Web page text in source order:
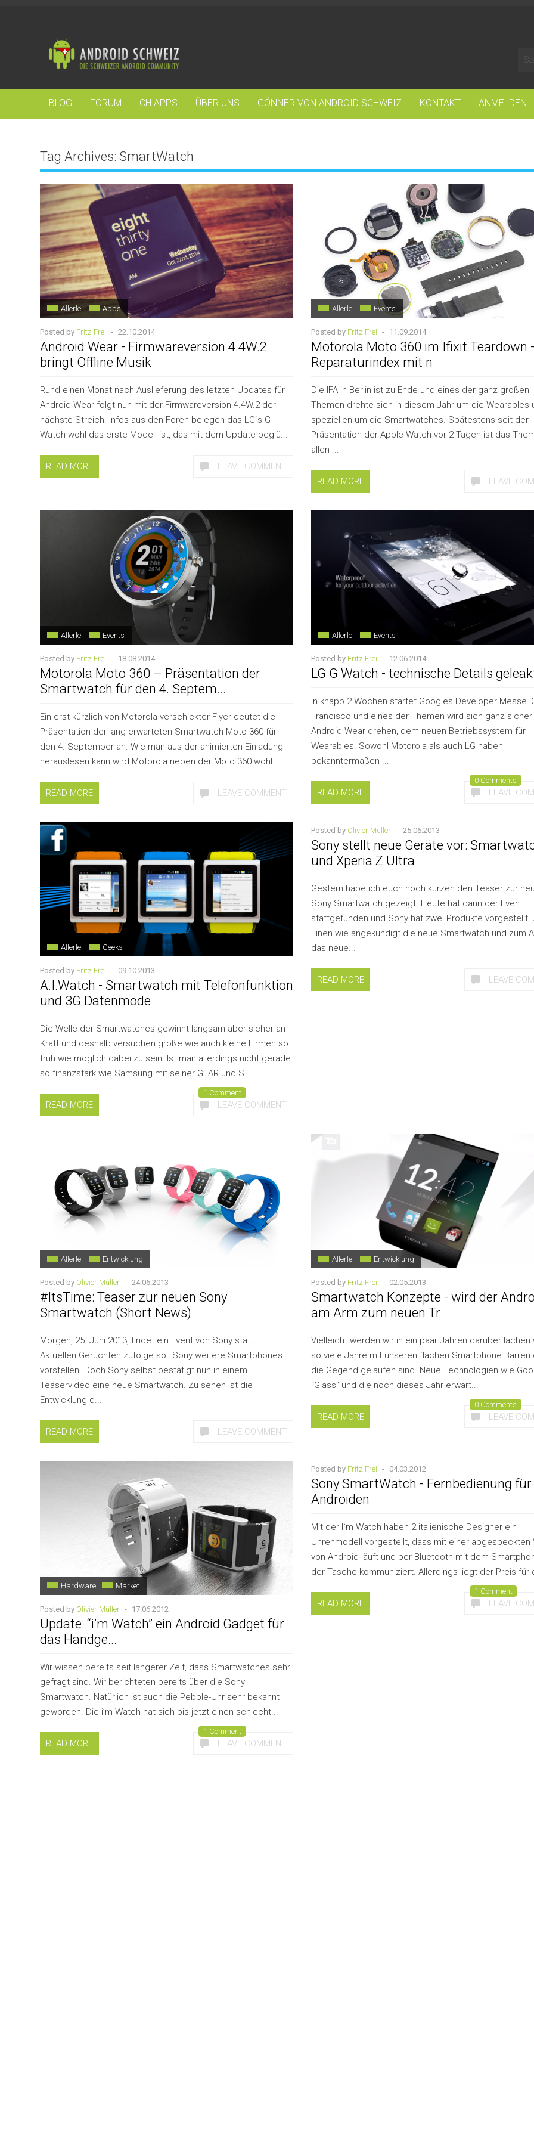
BLOG FORUM CH APPS ÜBER UNS GÖNNER VON ANDROID SCHWEIZ KONTAKT ANMELDEN
Tag Archives: SmartWatch
Allerlei Apps
Posted by Fritz Frei - 22.10.2014
Android Wear - Firmwareversion 4.4W.2
bringt Offline Musik
Rund einen Monat nach Auslieferung des letzten Updates für
Android Wear folgt nun mit der Firmwareversion 4.4W.2 der
nächste Streich. Infos aus den Foren belegen das LG`s G
Watch wohl das erste Modell ist, das mit dem Update beglü...
READ MORE LEAVE COMMENT
Allerlei Events
Posted by Fritz Frei - 11.09.2014
Motorola Moto 360 im Ifixit Teardown -
Reparaturindex mit n
Die IFA in Berlin ist zu Ende und eines der ganz großen
Themen drehte sich in diesem Jahr um die Wearables
speziellen um die Smartwatches. Spätestens seit der
Präsentation der Apple Watch vor 2 Tagen ist das
allen ...
READ MORE LEAVE
Allerlei Events
Posted by Fritz Frei - 18.08.2014
Motorola Moto 360 – Präsentation der
Smartwatch für den 4. Septem...
Ein erst kürzlich von Motorola verschickter Flyer deutet die
Präsentation der lang erwarteten Smartwatch Moto 360 für
den 4. September an. Wie man aus der animierten Einladung
herauslesen kann wird Motorola neben der Moto 360 wohl...
READ MORE LEAVE COMMENT
Allerlei Events
Posted by Fritz Frei - 12.06.2014
LG G Watch - technische Details
In knapp 2 Wochen startet Googles Developer Messe
Francisco und eines der Themen wird sich ganz
Android Wear drehen, dem neuen Betriebssystem für
Wearables. Sowohl Motorola als auch LG haben
bekanntermaßen ...
READ MORE
0 Comments
LEAVE
Allerlei Geeks
Posted by Fritz Frei - 09.10.2013
A.I.Watch - Smartwatch mit Telefonfunktion
und 3G Datenmode
Die Welle der Smartwatches gewinnt langsam aber sicher an
Kraft und deshalb versuchen große wie auch kleine Firmen so
früh wie möglich dabei zu sein. Ist man allerdings nicht gerade
so finanzstark wie Samsung mit seiner GEAR und S...
READ MORE
1 Comment
LEAVE COMMENT
Posted by Olivier Müller - 25.06.2013
Sony stellt neue Geräte vor:
und Xperia Z Ultra
Gestern habe ich euch noch kurzen den Teaser zur
Sony Smartwatch gezeigt. Heute hat dann der Event
stattgefunden und Sony hat zwei Produkte vorgestellt.
Einen wie angekündigt die neue Smartwatch und zum
das neue...
READ MORE LEAVE
Allerlei Entwicklung
Posted by Olivier Müller - 24.06.2013
#ItsTime: Teaser zur neuen Sony
Smartwatch (Short News)
Morgen, 25. Juni 2013, findet ein Event von Sony statt.
Aktuellen Gerüchten zufolge soll Sony weitere Smartphones
vorstellen. Doch Sony selbst bestätigt nun in einem
Teaservideo eine neue Smartwatch. Zu sehen ist die
Entwicklung d...
READ MORE LEAVE COMMENT
Allerlei Entwicklung
Posted by Fritz Frei - 02.05.2013
Smartwatch Konzepte - wird der
am Arm zum neuen Tr
Vielleicht werden wir in ein paar Jahren darüber lachen
so viele Jahre mit unseren flachen Smartphone Barren
die Gegend gelaufen sind. Neue Technologien wie
“Glass” und die noch dieses Jahr erwart...
READ MORE
0 Comments
LEAVE
Hardware Market
Posted by Olivier Müller - 17.06.2012
Update: “i’m Watch” ein Android Gadget für
das Handge...
Wir wissen bereits seit längerer Zeit, dass Smartwatches sehr
gefragt sind. Wir berichteten bereits über die Sony
Smartwatch. Natürlich ist auch die Pebble-Uhr sehr bekannt
geworden. Die i’m Watch hat sich bis jetzt einen schlecht...
READ MORE
1 Comment
LEAVE COMMENT
Posted by Fritz Frei - 04.03.2012
Sony SmartWatch - Fernbedienung für
Androiden
Mit der I`m Watch haben 2 italienische Designer ein
Uhrenmodell vorgestellt, dass mit einer abgespeckten
von Android läuft und per Bluetooth mit dem
der Tasche kommuniziert. Allerdings liegt der Preis für
READ MORE
1 Comment
LEAVE